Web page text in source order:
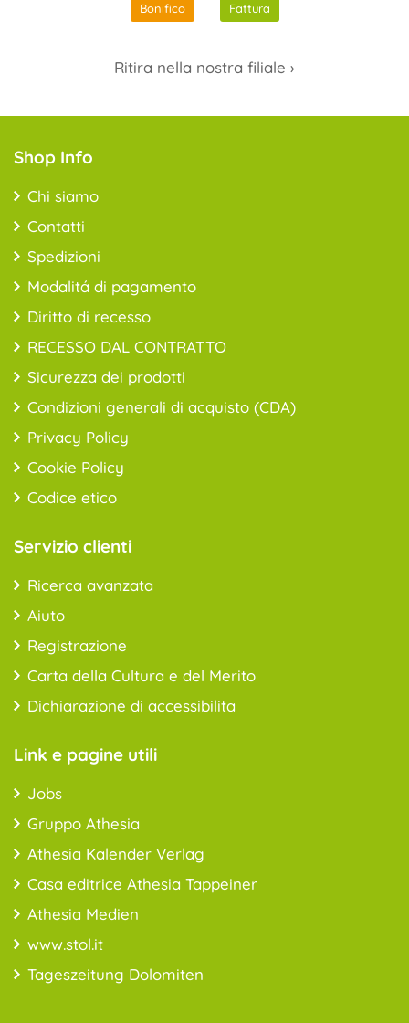
Bonifico Fattura
Ritira nella nostra filiale ›
Shop Info
Chi siamo
Contatti
Spedizioni
Modalitá di pagamento
Diritto di recesso
RECESSO DAL CONTRATTO
Sicurezza dei prodotti
Condizioni generali di acquisto (CDA)
Privacy Policy
Cookie Policy
Codice etico
Servizio clienti
Ricerca avanzata
Aiuto
Registrazione
Carta della Cultura e del Merito
Dichiarazione di accessibilita
Link e pagine utili
Jobs
Gruppo Athesia
Athesia Kalender Verlag
Casa editrice Athesia Tappeiner
Athesia Medien
www.stol.it
Tageszeitung Dolomiten